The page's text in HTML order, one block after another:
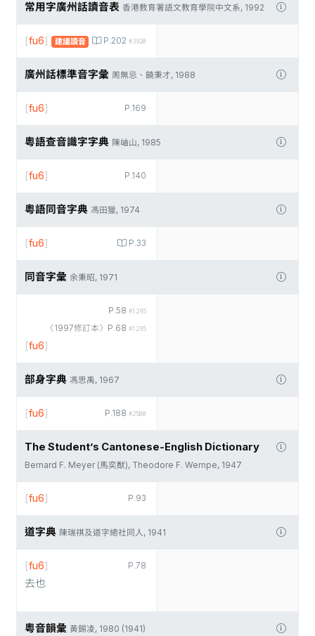
常用字廣州話讀音表 香港教育署語文教育學院中文系, 1992
P.202 #3920
[fu6] 建議讀音
廣州話標準音字彙 周無忌、饒秉才, 1988
P.169
[fu6]
粵語查音識字字典 陳岫山, 1985
P.140
[fu6]
粵語同音字典 馮田獵, 1974
P.33
[fu6]
同音字彙 余秉昭, 1971
P.58 #1295
〈1997修訂本〉P.68 #1295
[fu6]
部身字典 馮思禹, 1967
P.188 #2500
[fu6]
The Student’s Cantonese-English Dictionary
Bernard F. Meyer (馬奕猷), Theodore F. Wempe, 1947
P.93
[fu6]
道字典 陳瑞祺及道字總社同人, 1941
P.78
[fu6]
去也
粵音韻彙 黃錫凌, 1980 (1941)